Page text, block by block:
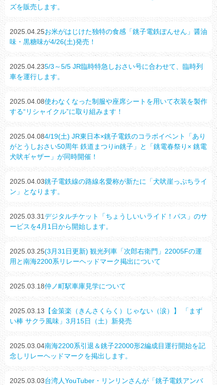
ズを販売します。
2025.04.25お米がはじけた独特の食感「銚子電鉄ぽんせん」醤油
味・黒糖味が4/26(土)発売！
2025.04.235/3～5/5 JR臨時特急しおさい号に合わせて、臨時列
車を運行します。
2025.04.08使わなくなった制服や座席シートを用いて衣装を製作
する“リシャイクル”に取り組みます！
2025.04.084/19(土) JR東日本×銚子電鉄のコラボイベント「あり
がとうしおさい50周年 鉄道まつりin銚子」と「銚電春祭り× 銚電
犬吠ギャザー」が同時開催！
2025.04.03銚子電鉄線の路線名愛称が新たに「犬吠崖っぷちライ
ン」となります。
2025.03.31デジタルチケット「ちょうしいいライド！パス」のサ
ービスを4月1日から開始します。
2025.03.25(3月31日更新) 観光列車「次郎右衛門」22005Fの運
用と南海2200系リレーヘッドマーク掲出について
2025.03.18仲ノ町駅車庫見学について
2025.03.13 【金策楽（きんさくらく）じゃない（涙）】 「まず
い棒 サクラ風味」3月15日（土）新発売
2025.03.04南海2200系引退＆銚子22000形2編成目運行開始を記
念しリレーヘッドマークを掲出します。
2025.03.03台湾人YouTuber・リンリンさんが「銚子電鉄アンバ